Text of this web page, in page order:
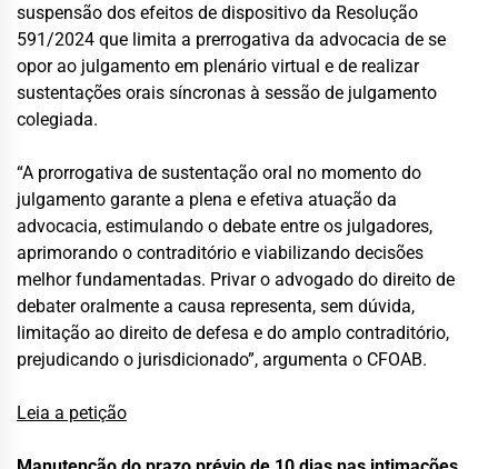
suspensão dos efeitos de dispositivo da Resolução
591/2024 que limita a prerrogativa da advocacia de se
opor ao julgamento em plenário virtual e de realizar
sustentações orais síncronas à sessão de julgamento
colegiada.
“A prorrogativa de sustentação oral no momento do
julgamento garante a plena e efetiva atuação da
advocacia, estimulando o debate entre os julgadores,
aprimorando o contraditório e viabilizando decisões
melhor fundamentadas. Privar o advogado do direito de
debater oralmente a causa representa, sem dúvida,
limitação ao direito de defesa e do amplo contraditório,
prejudicando o jurisdicionado”, argumenta o CFOAB.
Leia a petição